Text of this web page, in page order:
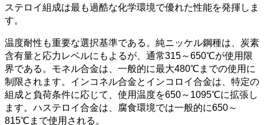
ステロイ組成は最も過酷な化学環境で優れた性能を発揮しま
す。
温度耐性も重要な選択基準である。純ニッケル鋼種は、炭素
含有量と応力レベルにもよるが、通常315～650℃が使用限
界である。モネル合金は、一般的に最大480℃までの使用に
制限されます。インコネル合金とインコロイ合金は、特定の
組成と負荷条件に応じて、使用温度を650～1095℃に拡張し
ます。ハステロイ合金は、腐食環境では一般的に650～
815℃まで使用される。